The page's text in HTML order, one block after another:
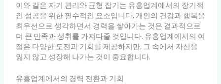
이와 같은 자기 관리와 균형 잡기는 유흥업계에서의 장기적
인 성공을 위한 필수적인 요소입니다. 개인의 건강과 행복을
최우선으로 생각하면서 경력을 쌓아가는 것은 결과적으로
더 큰 만족과 성취를 가져다줄 것입니다. 유흥업계에서의 여
정은 다양한 도전과 기회를 제공하지만, 그 속에서 자신을
잃지 않고 성장해 나가는 것이 중요합니다.
유흥업계에서의 경력 전환과 기회